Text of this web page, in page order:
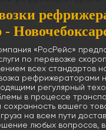
-
«РосРейс»
по перевозке
всех стандартов
рефрижераторами
регулярный
в процессе
сохранность вашего
на всем пути
любых вопросов,